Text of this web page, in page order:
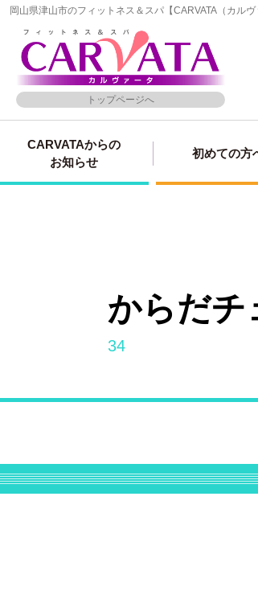
岡山県津山市のフィットネス＆スパ【CARVATA（カル
トップページへ
CARVATAからの
お知らせ
初めての方
からだチ
34